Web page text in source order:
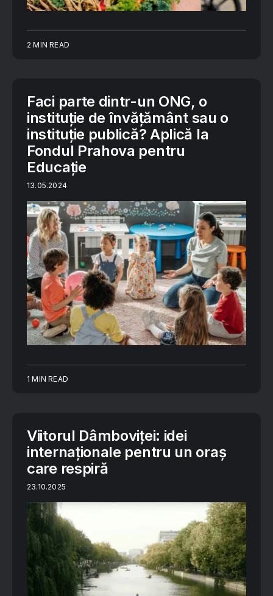
2 MIN READ
Faci parte dintr-un ONG, o
instituție de învățământ sau o
instituție publică? Aplică la
Fondul Prahova pentru
Educație
13.05.2024
1 MIN READ
Viitorul Dâmboviței: idei
internaționale pentru un oraș
care respiră
23.10.2025